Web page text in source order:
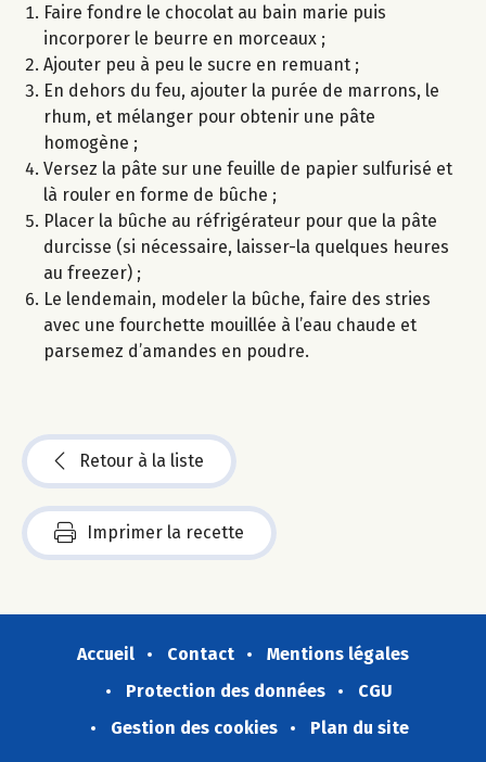
Faire fondre le chocolat au bain marie puis
incorporer le beurre en morceaux ;
Ajouter peu à peu le sucre en remuant ;
En dehors du feu, ajouter la purée de marrons, le
rhum, et mélanger pour obtenir une pâte
homogène ;
Versez la pâte sur une feuille de papier sulfurisé et
là rouler en forme de bûche ;
Placer la bûche au réfrigérateur pour que la pâte
durcisse (si nécessaire, laisser-la quelques heures
au freezer) ;
Le lendemain, modeler la bûche, faire des stries
avec une fourchette mouillée à l’eau chaude et
parsemez d’amandes en poudre.
Retour à la liste
Imprimer la recette
Accueil Contact
Mentions légales
Protection des données
CGU
Gestion des cookies
Plan du site